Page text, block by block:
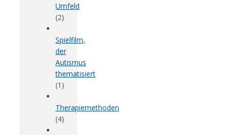
Umfeld
(2)
Spielfilm,
der
Autismus
thematisiert
(1)
Therapiemethoden
(4)